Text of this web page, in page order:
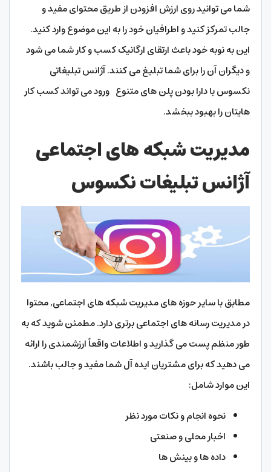
شما می توانید روی ارزش افزودن از طریق محتوای مفید و
جالب تمرکز کنید و اطرافیان خود را به این موضوع وارد کنید.
این به نوبه خود باعث ارتقای ارگانیک کسب و کار شما می شود
و دیگران آن را برای شما تبلیغ می کنند. آژانس تبلیغاتی
نکسوس با دارا بودن پلن های متنوع ورود می تواند کسب کار
هایتان را بهبود ببخشد.
مدیریت شبکه های اجتماعی
آژانس تبلیغات نکسوس
مطابق با سایر حوزه های مدیریت شبکه های اجتماعی, محتوا
در مدیریت رسانه های اجتماعی برتری دارد. مطمئن شوید که به
طور منظم پست می گذارید و اطلاعات واقعاً ارزشمندی را ارائه
می دهید که برای مشتریان ایده آل شما مفید و جالب باشند.
این موارد شامل:
نحوه انجام و نکات مورد نظر
اخبار محلی و صنعتی
داده ها و بینش ها